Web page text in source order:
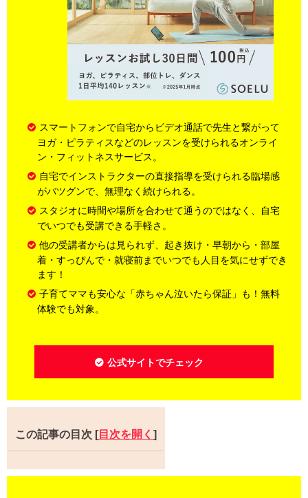
スマートフォンで自宅からビデオ通話で先生と繋がって
ヨガ・ピラティスなどのレッスンを受けられるオンライ
ン・フィットネスサービス。
自宅でインストラクターの直接指導を受けられる臨場感
がバツグンで、無理なく続けられる。
スタジオに時間や場所を合わせて通うのではなく、自宅
でいつでも受講できる手軽さ。
他の受講者からは見られず、起き抜け・早朝から・部屋
着・すっぴんで・就寝前までいつでも人目を気にせずでき
ます！
子育てママも安心な「赤ちゃん泣いたら保証」も！無料
体験でも対象。
公式サイトでチェック
この記事の目次 [目次を開く ]